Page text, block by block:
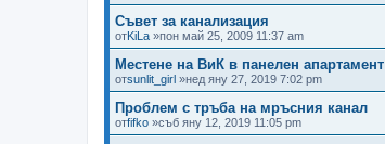
Съвет за канализация
отKiLa »пон май 25, 2009 11:37 am
Местене на ВиК в панелен апартамент
отsunlit_girl »нед яну 27, 2019 7:02 pm
Проблем с тръба на мръсния канал
отfifko »съб яну 12, 2019 11:05 pm